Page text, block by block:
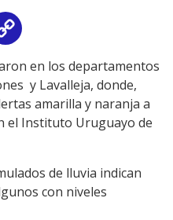
Link
en los departamentos
y Lavalleja, donde,
amarilla y naranja a
el Instituto Uruguayo de
de lluvia indican
con niveles